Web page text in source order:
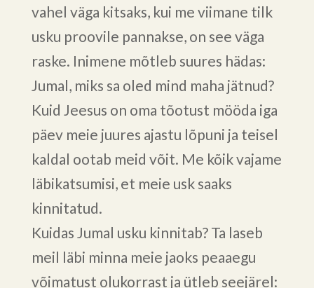
vahel väga kitsaks, kui me viimane tilk
usku proovile pannakse, on see väga
raske. Inimene mõtleb suures hädas:
Jumal, miks sa oled mind maha jätnud?
Kuid Jeesus on oma tõotust mööda iga
päev meie juures ajastu lõpuni ja teisel
kaldal ootab meid võit. Me kõik vajame
läbikatsumisi, et meie usk saaks
kinnitatud.
Kuidas Jumal usku kinnitab? Ta laseb
meil läbi minna meie jaoks peaaegu
võimatust olukorrast ja ütleb seejärel: